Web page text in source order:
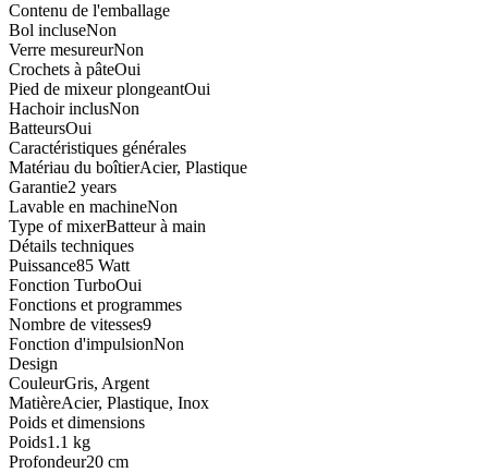
Contenu de l'emballage
Bol incluseNon
Verre mesureurNon
Crochets à pâteOui
Pied de mixeur plongeantOui
Hachoir inclusNon
BatteursOui
Caractéristiques générales
Matériau du boîtierAcier, Plastique
Garantie2 years
Lavable en machineNon
Type of mixerBatteur à main
Détails techniques
Puissance85 Watt
Fonction TurboOui
Fonctions et programmes
Nombre de vitesses9
Fonction d'impulsionNon
Design
CouleurGris, Argent
MatièreAcier, Plastique, Inox
Poids et dimensions
Poids1.1 kg
Profondeur20 cm